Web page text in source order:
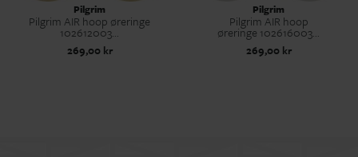
Pilgrim
Pilgrim AIR hoop øreringe
102612003...
269,00 kr
Pilgrim
Pilgrim AIR hoop
øreringe 102616003...
269,00 kr